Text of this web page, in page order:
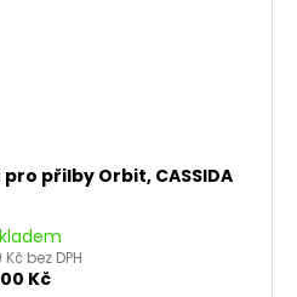
přilby Orbit, CASSIDA
Kč bez DPH
Kč